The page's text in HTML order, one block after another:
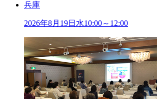
兵庫
2026年8月 19日 水10:00～12:00